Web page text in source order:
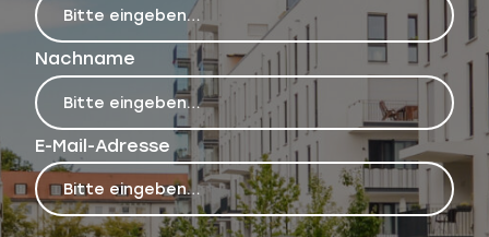
Nachname
E-Mail-Adresse